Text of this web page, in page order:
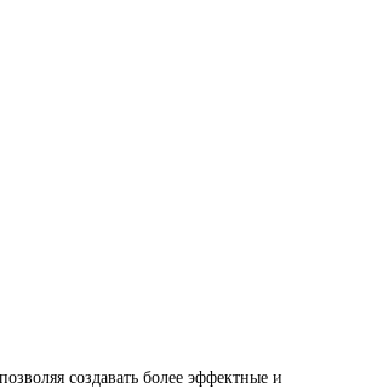
создавать более эффектные и